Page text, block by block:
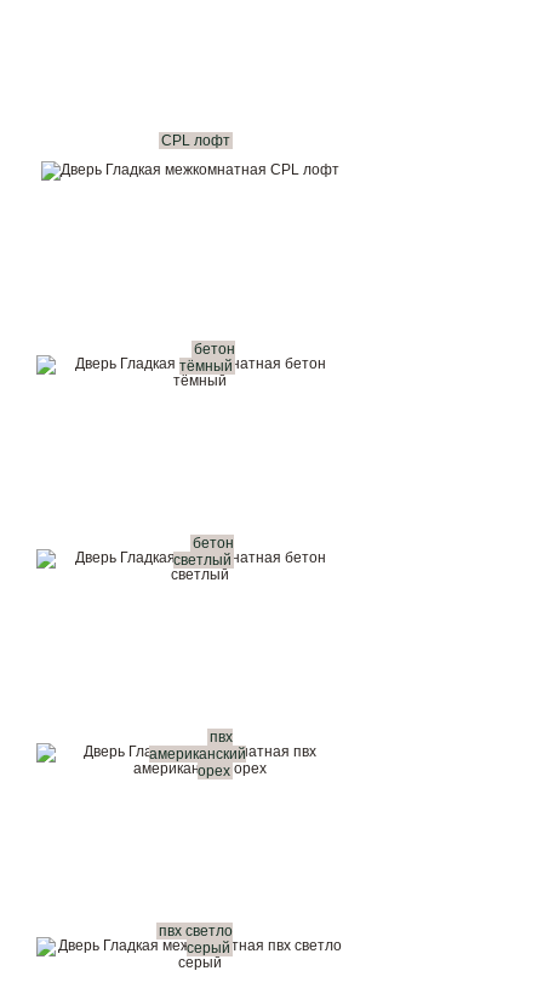
CPL лофт
бетон
тёмный
бетон
светлый
пвх
американский
орех
пвх светло
серый